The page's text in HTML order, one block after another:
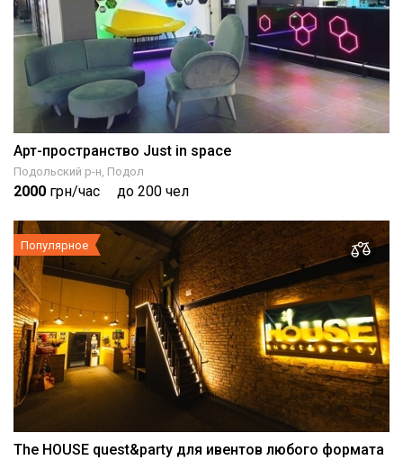
Арт-пространство Just in space
Подольский р-н, Подол
2000 грн/час до 200 чел
Популярное
The HOUSE quest&party для ивентов любого формата